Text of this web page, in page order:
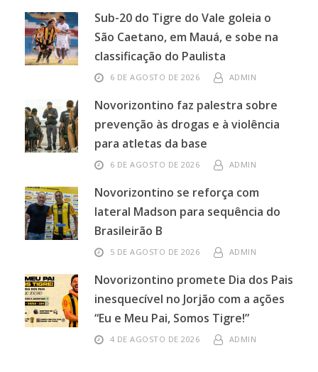
Sub-20 do Tigre do Vale goleia o
São Caetano, em Mauá, e sobe na
classificação do Paulista
6 DE AGOSTO DE 2026 ADMIN
Novorizontino faz palestra sobre
prevenção às drogas e à violência
para atletas da base
6 DE AGOSTO DE 2026 ADMIN
Novorizontino se reforça com
lateral Madson para sequência do
Brasileirão B
5 DE AGOSTO DE 2026 ADMIN
Novorizontino promete Dia dos Pais
inesquecível no Jorjão com a ações
“Eu e Meu Pai, Somos Tigre!”
4 DE AGOSTO DE 2026 ADMIN